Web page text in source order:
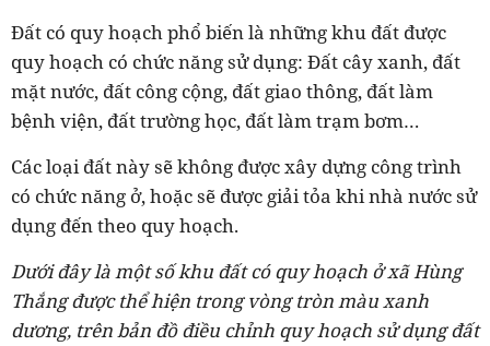
Đất có quy hoạch phổ biến là những khu đất được
quy hoạch có chức năng sử dụng: Đất cây xanh, đất
mặt nước, đất công cộng, đất giao thông, đất làm
bệnh viện, đất trường học, đất làm trạm bơm…
Các loại đất này sẽ không được xây dựng công trình
có chức năng ở, hoặc sẽ được giải tỏa khi nhà nước sử
dụng đến theo quy hoạch.
Dưới đây là một số khu đất có quy hoạch ở xã Hùng
Thắng được thể hiện trong vòng tròn màu xanh
dương, trên bản đồ điều chỉnh quy hoạch sử dụng đất